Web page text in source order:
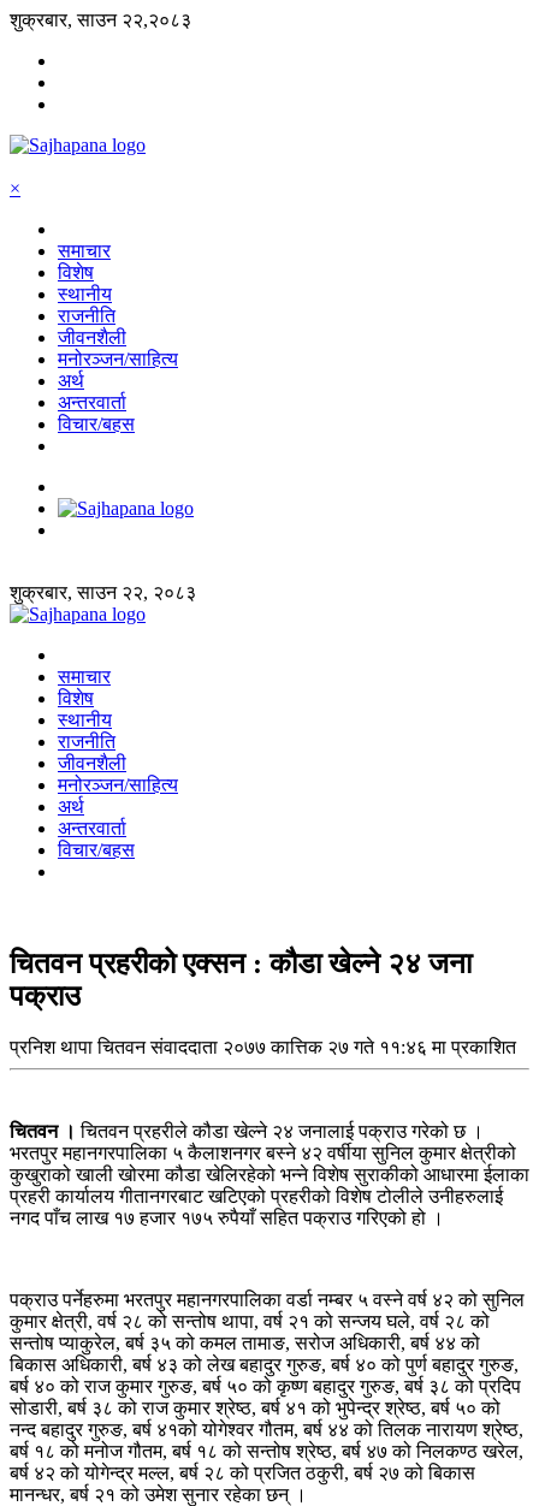
शुक्रबार, साउन २२,२०८३
×
समाचार
विशेष
स्थानीय
राजनीति
जीवनशैली
मनोरञ्जन/साहित्य
अर्थ
अन्तरवार्ता
विचार/बहस
शुक्रबार, साउन २२, २०८३
समाचार
विशेष
स्थानीय
राजनीति
जीवनशैली
मनोरञ्जन/साहित्य
अर्थ
अन्तरवार्ता
विचार/बहस
चितवन प्रहरीको एक्सन : कौडा खेल्ने २४ जना
पक्राउ
प्रनिश थापा चितवन संवाददाता २०७७ कात्तिक २७ गते ११:४६ मा प्रकाशित
चितवन । चितवन प्रहरीले कौडा खेल्ने २४ जनालाई पक्राउ गरेको छ ।
भरतपुर महानगरपालिका ५ कैलाशनगर बस्ने ४२ वर्षीया सुनिल कुमार क्षेत्रीको
कुखुराको खाली खोरमा कौडा खेलिरहेको भन्ने विशेष सुराकीको आधारमा ईलाका
प्रहरी कार्यालय गीतानगरबाट खटिएको प्रहरीको विशेष टोलीले उनीहरुलाई
नगद पाँच लाख १७ हजार १७५ रुपैयाँ सहित पक्राउ गरिएको हो ।
पक्राउ पर्नेहरुमा भरतपुर महानगरपालिका वर्डा नम्बर ५ वस्ने वर्ष ४२ को सुनिल
कुमार क्षेत्री, वर्ष २८ को सन्तोष थापा, वर्ष २१ को सन्जय घले, वर्ष २८ को
सन्तोष प्याकुरेल, बर्ष ३५ को कमल तामाङ, सरोज अधिकारी, बर्ष ४४ को
बिकास अधिकारी, बर्ष ४३ को लेख बहादुर गुरुङ, बर्ष ४० को पुर्ण बहादुर गुरुङ,
बर्ष ४० को राज कुमार गुरुङ, बर्ष ५० को कृष्ण बहादुर गुरुङ, बर्ष ३८ को प्रदिप
सोडारी, बर्ष ३८ को राज कुमार श्रेष्ठ, बर्ष ४१ को भुपेन्द्र श्रेष्ठ, बर्ष ५० को
नन्द बहादुर गुरुङ, बर्ष ४१को योगेश्वर गौतम, बर्ष ४४ को तिलक नारायण श्रेष्ठ,
बर्ष १८ को मनोज गौतम, बर्ष १८ को सन्तोष श्रेष्ठ, बर्ष ४७ को निलकण्ठ खरेल,
बर्ष ४२ को योगेन्द्र मल्ल, बर्ष २८ को प्रजित ठकुरी, बर्ष २७ को बिकास
मानन्धर, बर्ष २१ को उमेश सुनार रहेका छन् ।